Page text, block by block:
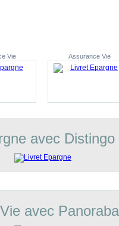
Vie Assurance Vie
avec Distingo
avec